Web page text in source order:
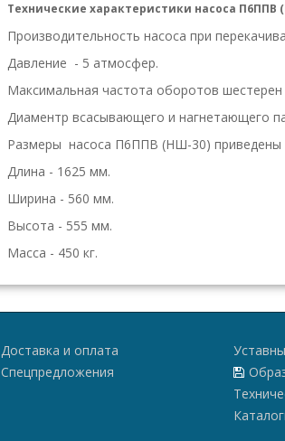
Технические характеристики насоса П6ППВ
Производительность насоса при
Давление - 5 атмосфер.
Максимальная частота оборотов
Диаментр всасывающего и нагнетающего
Размеры насоса П6ППВ (НШ-30) приведены
Длина - 1625 мм.
Ширина - 560 мм.
Высота - 555 мм.
Масса - 450 кг.
Доставка и оплата
Спецпредложения